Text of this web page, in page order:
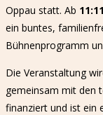
Oppau statt. Ab
ein buntes,
Bühnenprogramm
Die Veranstaltung
gemeinsam mit den
finanziert und ist ein